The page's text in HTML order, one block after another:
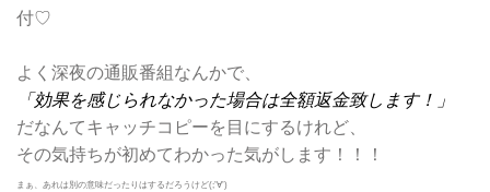
付♡
よく深夜の通販番組なんかで、
「効果を感じられなかった場合は全額返金致します！」
だなんてキャッチコピーを目にするけれど、
その気持ちが初めてわかった気がします！！！
まぁ、あれは別の意味だったりはするだろうけど(;’∀’)